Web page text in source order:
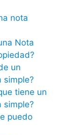
nota
Nota
un
simple?
tiene un
simple?
puedo